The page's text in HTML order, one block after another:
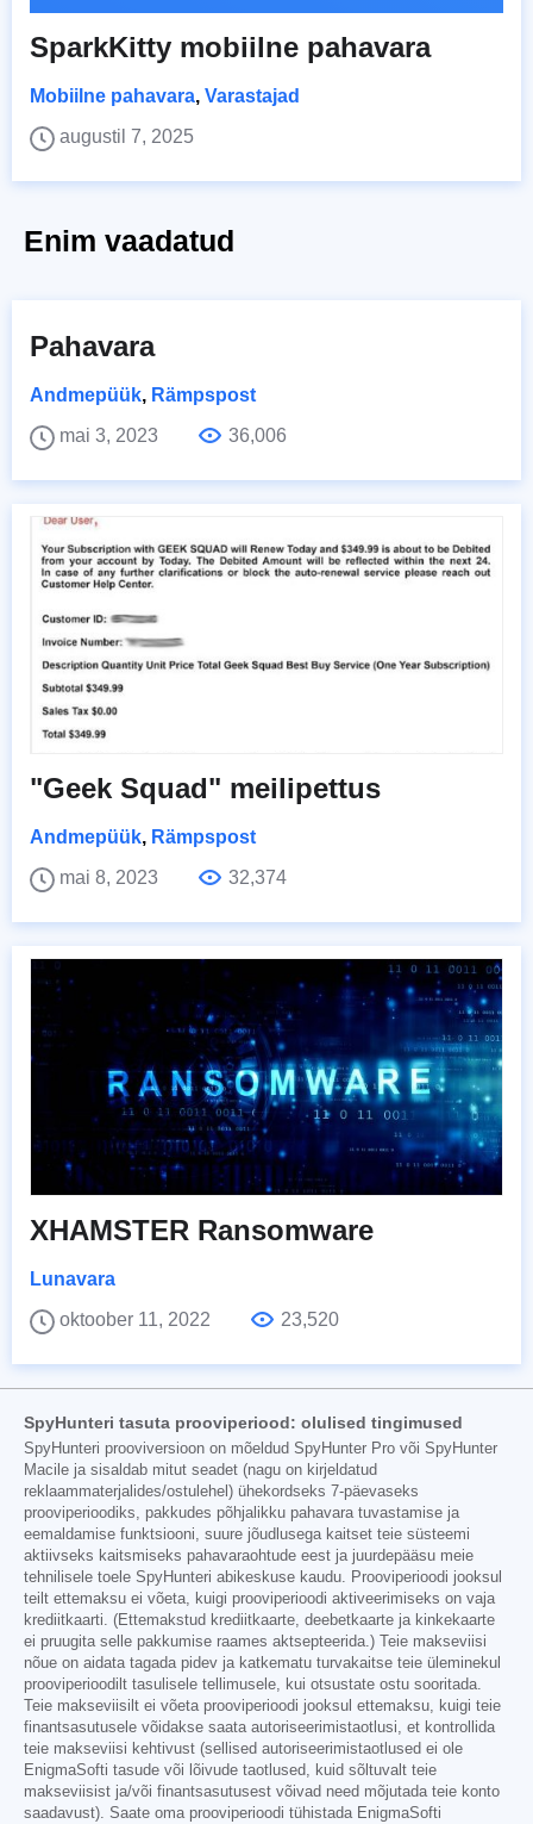
SparkKitty mobiilne pahavara
Mobiilne pahavara, Varastajad
augustil 7, 2025
Enim vaadatud
Pahavara
Andmepüük, Rämpspost
mai 3, 2023
36,006
"Geek Squad" meilipettus
Andmepüük, Rämpspost
mai 8, 2023
32,374
XHAMSTER Ransomware
Lunavara
oktoober 11, 2022
23,520
SpyHunteri tasuta prooviperiood: olulised tingimused
SpyHunteri prooviversioon on mõeldud SpyHunter Pro või SpyHunter
Macile ja sisaldab mitut seadet (nagu on kirjeldatud
reklaammaterjalides/ostulehel) ühekordseks 7-päevaseks
prooviperioodiks, pakkudes põhjalikku pahavara tuvastamise ja
eemaldamise funktsiooni, suure jõudlusega kaitset teie süsteemi
aktiivseks kaitsmiseks pahavaraohtude eest ja juurdepääsu meie
tehnilisele toele SpyHunteri abikeskuse kaudu. Prooviperioodi jooksul
teilt ettemaksu ei võeta, kuigi prooviperioodi aktiveerimiseks on vaja
krediitkaarti. (Ettemakstud krediitkaarte, deebetkaarte ja kinkekaarte
ei pruugita selle pakkumise raames aktsepteerida.) Teie makseviisi
nõue on aidata tagada pidev ja katkematu turvakaitse teie üleminekul
prooviperioodilt tasulisele tellimusele, kui otsustate ostu sooritada.
Teie makseviisilt ei võeta prooviperioodi jooksul ettemaksu, kuigi teie
finantsasutusele võidakse saata autoriseerimistaotlusi, et kontrollida
teie makseviisi kehtivust (sellised autoriseerimistaotlused ei ole
EnigmaSofti tasude või lõivude taotlused, kuid sõltuvalt teie
makseviisist ja/või finantsasutusest võivad need mõjutada teie konto
saadavust). Saate oma prooviperioodi tühistada EnigmaSofti